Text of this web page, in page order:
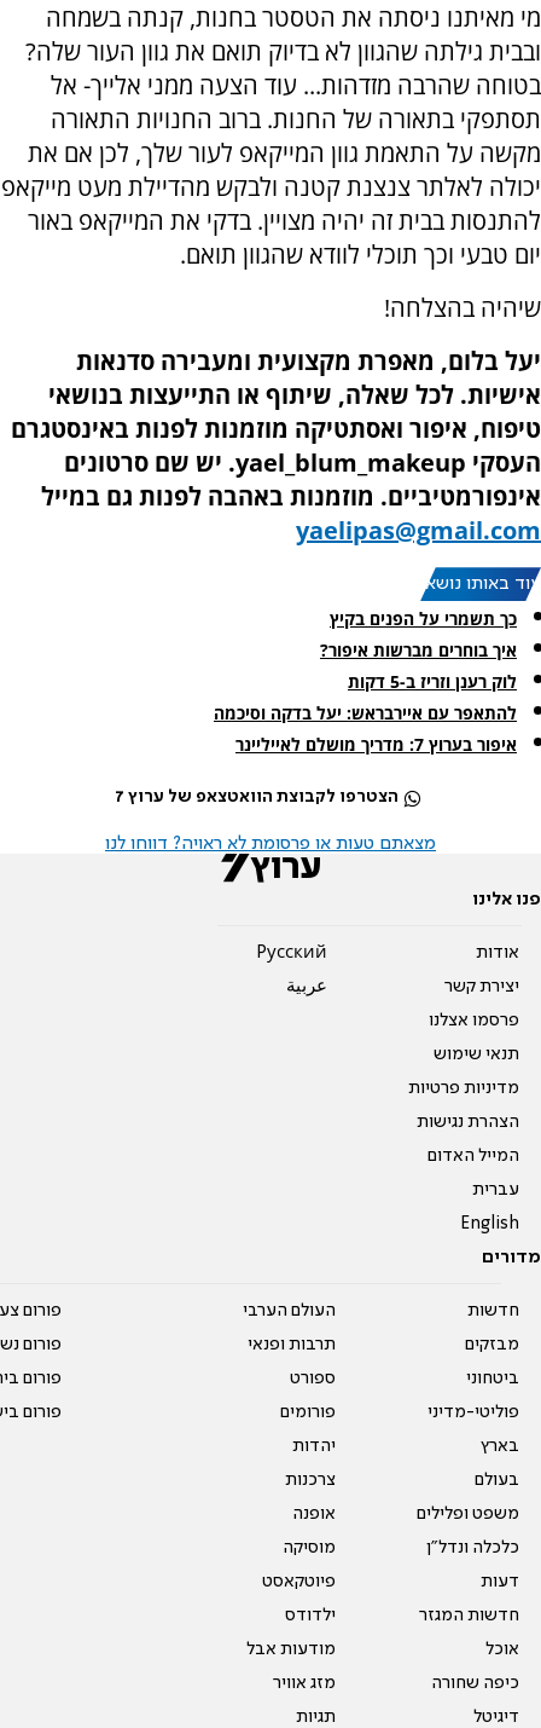
מי מאיתנו ניסתה את הטסטר בחנות, קנתה בשמחה
ובבית גילתה שהגוון לא בדיוק תואם את גוון העור שלה?
בטוחה שהרבה מזדהות... עוד הצעה ממני אלייך- אל
תסתפקי בתאורה של החנות. ברוב החנויות התאורה
מקשה על התאמת גוון המייקאפ לעור שלך, לכן אם את
יכולה לאלתר צנצנת קטנה ולבקש מהדיילת מעט מייקאפ
להתנסות בבית זה יהיה מצויין. בדקי את המייקאפ באור
יום טבעי וכך תוכלי לוודא שהגוון תואם.
שיהיה בהצלחה!
יעל בלום, מאפרת מקצועית ומעבירה סדנאות
אישיות. לכל שאלה, שיתוף או התייעצות בנושאי
טיפוח, איפור ואסתטיקה מוזמנות לפנות באינסטגרם
העסקי yael_blum_makeup. יש שם סרטונים
אינפורמטיביים. מוזמנות באהבה לפנות גם במייל
yaelipas@gmail.com
עוד באותו נושא:
כך תשמרי על הפנים בקיץ
איך בוחרים מברשות איפור?
לוק רענן וזריז ב-5 דקות
להתאפר עם איירבראש: יעל בדקה וסיכמה
איפור בערוץ 7: מדריך מושלם לאייליינר
הצטרפו לקבוצת הוואטצאפ של ערוץ 7
מצאתם טעות או פרסומת לא ראויה? דווחו לנו
פנו אלינו
אודות
יצירת קשר
פרסמו אצלנו
תנאי שימוש
מדיניות פרטיות
הצהרת נגישות
המייל האדום
עברית
English
Pусский
عربية
מדורים
חדשות
מבזקים
ביטחוני
פוליטי-מדיני
בארץ
בעולם
משפט ופלילים
כלכלה ונדל"ן
דעות
חדשות המגזר
אוכל
כיפה שחורה
דיגיטל
העולם הערבי
תרבות ופנאי
ספורט
פורומים
יהדות
צרכנות
אופנה
מוסיקה
פיוטקאסט
ילדודס
מודעות אבל
מזג אוויר
תגיות
פורום
פורום
פורום
פורום